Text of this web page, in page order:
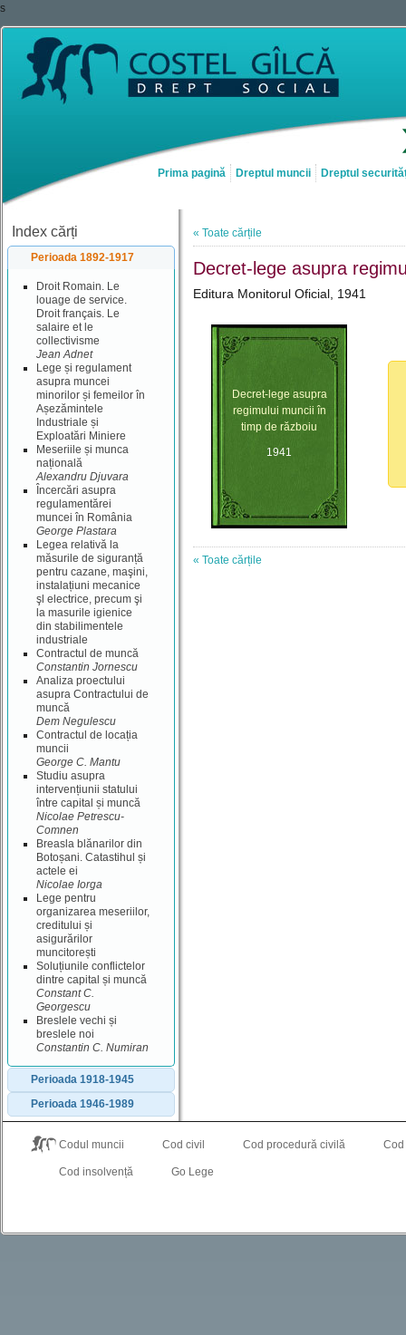
s
Prima pagină Dreptul muncii Dreptul
Index cărți
Perioada 1892-1917
Droit Romain. Le
louage de service.
Droit français. Le
salaire et le
collectivisme
Jean Adnet
Lege și regulament
asupra muncei
minorilor și femeilor în
Așezămintele
Industriale și
Exploatări Miniere
Meseriile și munca
națională
Alexandru Djuvara
Încercări asupra
regulamentărei
muncei în România
George Plastara
Legea relativă la
măsurile de siguranță
pentru cazane, maşini,
instalațiuni mecanice
şl electrice, precum şi
la masurile igienice
din stabilimentele
industriale
Contractul de muncă
Constantin Jornescu
Analiza proectului
asupra Contractului de
muncă
Dem Negulescu
Contractul de locația
muncii
George C. Mantu
Studiu asupra
intervențiunii statului
între capital și muncă
Nicolae Petrescu‐
Comnen
Breasla blănarilor din
Botoșani. Catastihul și
actele ei
Nicolae Iorga
Lege pentru
organizarea meseriilor,
creditului și
asigurărilor
muncitorești
Soluțiunile conflictelor
dintre capital și muncă
Constant C.
Georgescu
Breslele vechi și
breslele noi
Constantin C. Numiran
Perioada 1918-1945
Perioada 1946-1989
« Toate cărțile
Decret-lege asupra
Editura Monitorul Oficial, 1941
Decret-lege asupra
regimului muncii în
timp de războiu
1941
« Toate cărțile
Codul muncii Cod civil Cod procedură civilă
Cod insolvență Go Lege